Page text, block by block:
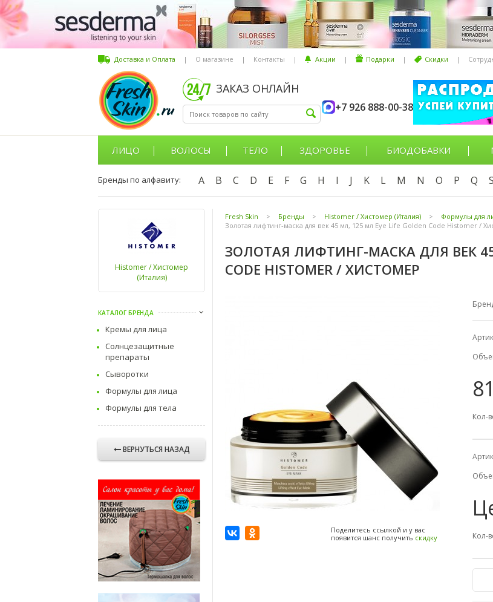
Доставка и Оплата | О магазине | Контакты | Акции | Подарки | Скидки |
ЗАКАЗ ОНЛАЙН
+7 926 888-00-38
ЛИЦО ВОЛОСЫ ТЕЛО ЗДОРОВЬЕ БИОДОБАВКИ
Бренды по алфавиту: A B C D E F G H I J K L M N O P Q S
Histomer / Хистомер
(Италия)
КАТАЛОГ БРЕНДА
Кремы для лица
Солнцезащитные
препараты
Сыворотки
Формулы для лица
Формулы для тела
ВЕРНУТЬСЯ НАЗАД
Fresh Skin > Бренды > Histomer / Хистомер (Италия) > Формулы для
Золотая лифтинг-маска для век 45 мл, 125 мл Eye Life Golden Code Histomer /
ЗОЛОТАЯ ЛИФТИНГ-МАСКА ДЛЯ ВЕК 45
CODE HISTOMER / ХИСТОМЕР
Поделитесь ссылкой и у вас
появится шанс получить скидку
Кол-
Кол-